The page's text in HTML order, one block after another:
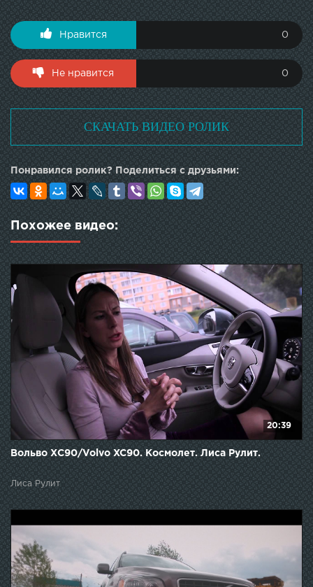
Нравится 0
Не нравится 0
СКАЧАТЬ ВИДЕО РОЛИК
Понравился ролик? Поделиться с друзьями:
Похожее видео:
20:39
Вольво ХС90/Volvo XC90. Космолет. Лиса Рулит.
Лиса Рулит